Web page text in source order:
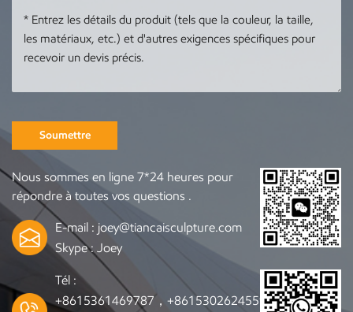
50 % pour démarrer la
production, paiement
du solde de 50 % à la
livraisonContactez-
vous avez besoin
production, solde de
50 % à payer à la
livraisonNous pouvons
avez besoin :
joey@tiancaisculpture.com
Soumettre
Nous sommes en ligne 7*24 heures pour
répondre à toutes vos questions .
E-mail : joey@tiancaisculpture.com
Skype : Joey
Tél :
+8615361469787，+8615302624559